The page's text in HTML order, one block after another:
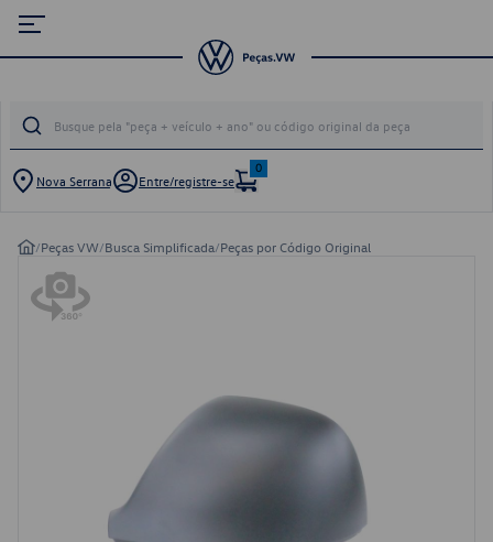
Nova Serrana Entre/registre-se
0
/Peças VW/Busca Simplificada/Peças por Código Original